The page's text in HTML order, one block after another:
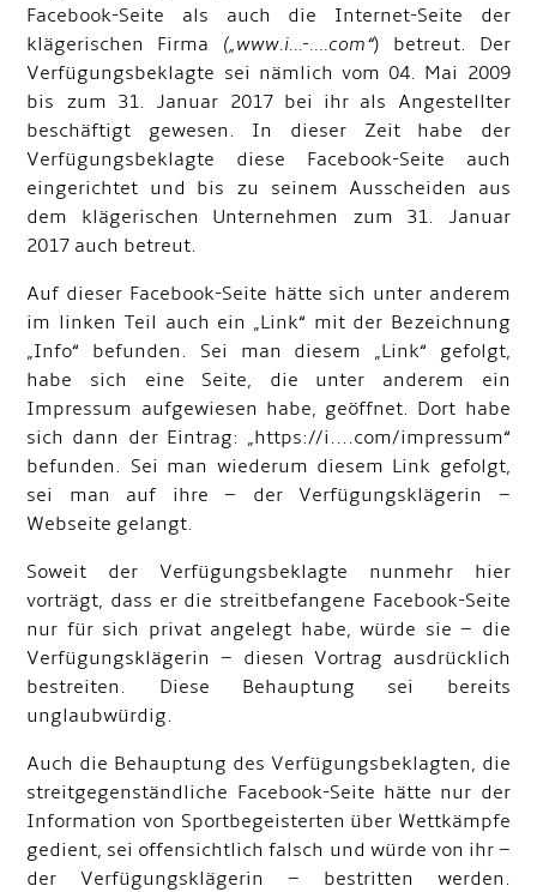
Facebook-Seite als auch die Internet-Seite der
klägerischen Firma („www.i...-....com“) betreut. Der
Verfügungsbeklagte sei nämlich vom 04. Mai 2009
bis zum 31. Januar 2017 bei ihr als Angestellter
beschäftigt gewesen. In dieser Zeit habe der
Verfügungsbeklagte diese Facebook-Seite auch
eingerichtet und bis zu seinem Ausscheiden aus
dem klägerischen Unternehmen zum 31. Januar
2017 auch betreut.
Auf dieser Facebook-Seite hätte sich unter anderem
im linken Teil auch ein „Link“ mit der Bezeichnung
„Info“ befunden. Sei man diesem „Link“ gefolgt,
habe sich eine Seite, die unter anderem ein
Impressum aufgewiesen habe, geöffnet. Dort habe
sich dann der Eintrag: „https://i....com/impressum“
befunden. Sei man wiederum diesem Link gefolgt,
sei man auf ihre – der Verfügungsklägerin –
Webseite gelangt.
Soweit der Verfügungsbeklagte nunmehr hier
vorträgt, dass er die streitbefangene Facebook-Seite
nur für sich privat angelegt habe, würde sie – die
Verfügungsklägerin – diesen Vortrag ausdrücklich
bestreiten. Diese Behauptung sei bereits
unglaubwürdig.
Auch die Behauptung des Verfügungsbeklagten, die
streitgegenständliche Facebook-Seite hätte nur der
Information von Sportbegeisterten über Wettkämpfe
gedient, sei offensichtlich falsch und würde von ihr –
der Verfügungsklägerin – bestritten werden.